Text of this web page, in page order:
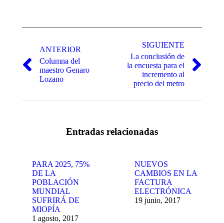
entre
publicaciones
ANTERIOR
Publicación
anterior:
Columna del
maestro Genaro
Lozano
SIGUIENTE
Publicación
siguiente:
La conclusión de
la encuesta para el
incremento al
precio del metro
Entradas relacionadas
PARA 2025, 75%
DE LA
POBLACIÓN
MUNDIAL
SUFRIRÁ DE
MIOPÍA
1 agosto, 2017
NUEVOS
CAMBIOS EN LA
FACTURA
ELECTRÓNICA
19 junio, 2017